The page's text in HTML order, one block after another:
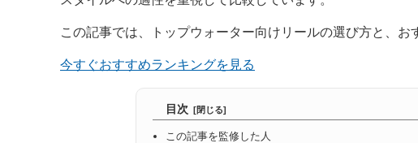
この記事では、トップウォーター向けリールの選び方と、お
今すぐおすすめランキングを見る
目次
この記事を監修した人